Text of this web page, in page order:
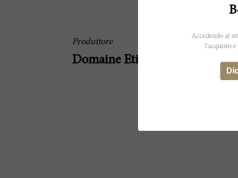
Produttore
Domaine Etienne Sauzet
Accedendo al
l'acquisto